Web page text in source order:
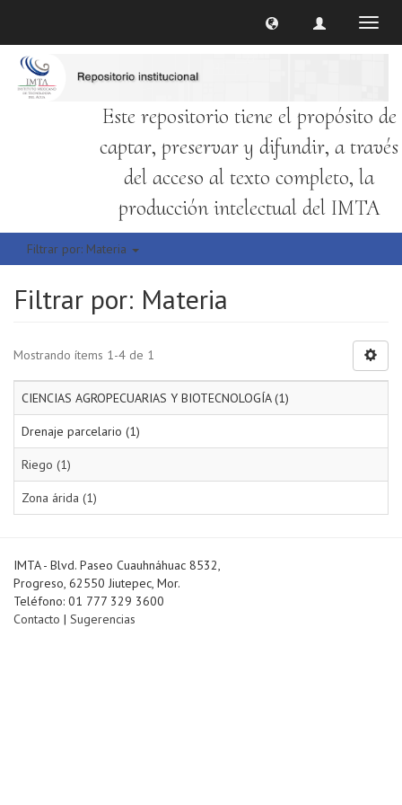
Este repositorio tiene el propósito de
captar, preservar y difundir, a través
del acceso al texto completo, la
producción intelectual del IMTA
Filtrar por: Materia
Filtrar por: Materia
Mostrando ítems 1-4 de 1
CIENCIAS AGROPECUARIAS Y BIOTECNOLOGÍA (1)
Drenaje parcelario (1)
Riego (1)
Zona árida (1)
IMTA - Blvd. Paseo Cuauhnáhuac 8532,
Progreso, 62550 Jiutepec, Mor.
Teléfono: 01 777 329 3600
Contacto | Sugerencias